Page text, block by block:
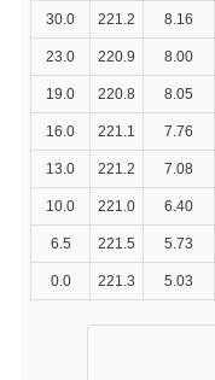
30.0 221.2 8.16
23.0 220.9 8.00
19.0 220.8 8.05
16.0 221.1 7.76
13.0 221.2 7.08
10.0 221.0 6.40
6.5 221.5 5.73
0.0 221.3 5.03